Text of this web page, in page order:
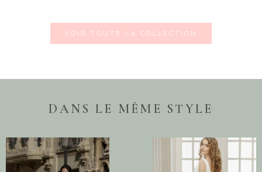
VOIR TOUTE LA COLLECTION
DANS LE MÊME STYLE